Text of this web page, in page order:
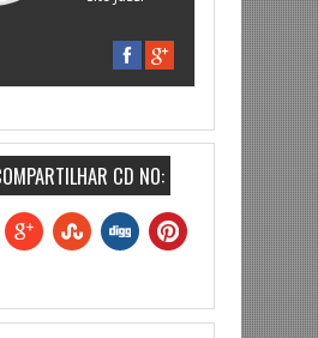
CD NO: